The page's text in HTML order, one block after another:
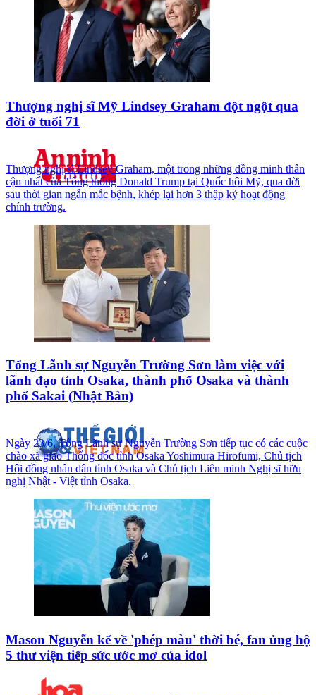
Thượng nghị sĩ Mỹ Lindsey Graham đột ngột qua
đời ở tuổi 71
Thượng nghị sĩ Lindsey Graham, một trong những đồng minh thân
cận nhất của Tổng thống Donald Trump tại Quốc hội Mỹ, qua đời
sau thời gian ngắn mắc bệnh, khép lại hơn 3 thập kỷ hoạt động
chính trường.
Tổng Lãnh sự Nguyễn Trường Sơn làm việc với
lãnh đạo tỉnh Osaka, thành phố Osaka và thành
phố Sakai (Nhật Bản)
Ngày 23/6, Tổng Lãnh sự Nguyễn Trường Sơn tiếp tục có các cuộc
chào xã giao Thống đốc tỉnh Osaka Yoshimura Hirofumi, Chủ tịch
Hội đồng nhân dân tỉnh Osaka và Chủ tịch Liên minh Nghị sĩ hữu
nghị Nhật - Việt tỉnh Osaka.
Mason Nguyễn kể về 'phép màu' thời bé, fan ủng hộ
5 thư viện tiếp sức ước mơ của idol